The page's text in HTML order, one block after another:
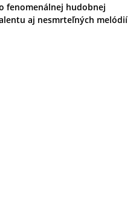
fenomenálnej hudobnej
aj nesmrteľných melódií